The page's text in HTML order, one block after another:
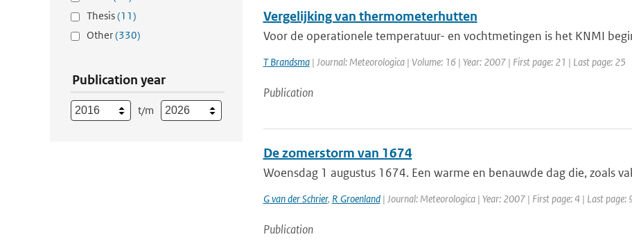
Thesis(11)
Other(330)
Publication year
t/m
Vergelijking van thermometerhutten
Voor de operationele temperatuur- en vochtmetingen is het KNMI
T Brandsma| Journal: Meteorologica | Volume: 16 | Year: 2007 | First page: 21 | Last page: 25
Publication
De zomerstorm van 1674
Woensdag 1 augustus 1674. Een warme en benauwde dag die, zoals
G van der Schrier, R Groenland| Journal: Meteorologica | Year: 2007 | First page: 4 | Last page:
Publication